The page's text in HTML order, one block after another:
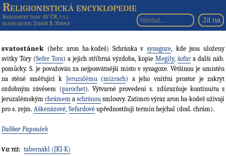
Religionistická encyklopedie
Sociologický ústav AV ČR, v.v.i.
hlavní editor: Zdeněk R. Nešpor
svatostánek (hebr. aron ha-kodeš) Schránka v synagoze, kde jsou uloženy
svitky Tóry (Sefer Tora) a jejich stříbrná výzdoba, kopie Megily, šofar a další náb.
pomůcky. S. je považován za nejposvátnější místo v synagoze. Většinou je umístěn
na stěně směřující k Jeruzalému(mizrach) a jeho vnitřní prostor je zakryt
ozdobným závěsem (parochet). Výtvarné provedení s. zdůrazňuje kontinuitu s
jeruzalémským chrámem a schránou smlouvy. Zatímco výraz aron ha-kodeš užívají
pro s. zejm. Aškenázové, Sefardové upřednostňují termín hejchal (dosl. chrám).
Dalibor Papoušek
Viz též: tabernákl (JKI-K)